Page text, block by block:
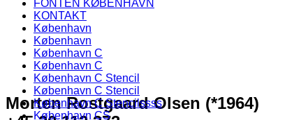
FONTEN KØBENHAVN
KONTAKT
København
København
København C
København C
København C Stencil
København C Stencil
København C Stencilssss
København CS
Morten Rostgaard Olsen (*1964)